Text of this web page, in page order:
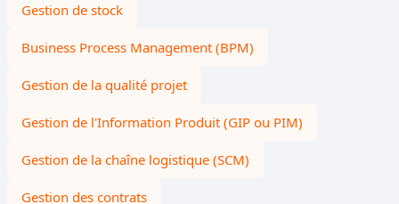
Gestion de stock
Business Process Management (BPM)
Gestion de la qualité projet
Gestion de l'Information Produit (GIP ou PIM)
Gestion de la chaîne logistique (SCM)
Gestion des contrats